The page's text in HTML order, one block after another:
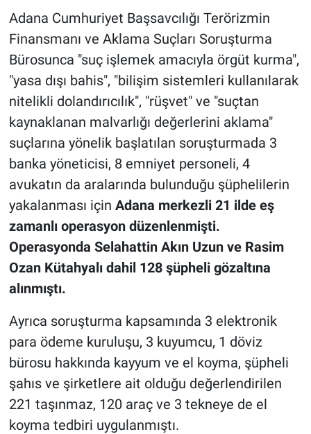
Adana Cumhuriyet Başsavcılığı Terörizmin
Finansmanı ve Aklama Suçları Soruşturma
Bürosunca "suç işlemek amacıyla örgüt kurma",
"yasa dışı bahis", "bilişim sistemleri kullanılarak
nitelikli dolandırıcılık", "rüşvet" ve "suçtan
kaynaklanan malvarlığı değerlerini aklama"
suçlarına yönelik başlatılan soruşturmada 3
banka yöneticisi, 8 emniyet personeli, 4
avukatın da aralarında bulunduğu şüphelilerin
yakalanması için Adana merkezli 21 ilde eş
zamanlı operasyon düzenlenmişti.
Operasyonda Selahattin Akın Uzun ve Rasim
Ozan Kütahyalı dahil 128 şüpheli gözaltına
alınmıştı.
Ayrıca soruşturma kapsamında 3 elektronik
para ödeme kuruluşu, 3 kuyumcu, 1 döviz
bürosu hakkında kayyum ve el koyma, şüpheli
şahıs ve şirketlere ait olduğu değerlendirilen
221 taşınmaz, 120 araç ve 3 tekneye de el
koyma tedbiri uygulanmıştı.